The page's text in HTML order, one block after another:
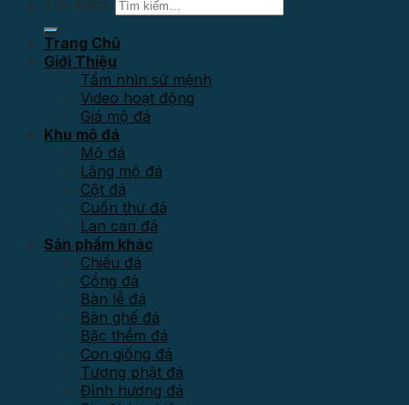
Tìm kiếm:
Trang Chủ
Giới Thiệu
Tầm nhìn sứ mệnh
Video hoạt động
Giá mộ đá
Khu mộ đá
Mộ đá
Lăng mộ đá
Cột đá
Cuốn thư đá
Lan can đá
Sản phẩm khác
Chiếu đá
Cổng đá
Bàn lễ đá
Bàn ghế đá
Bậc thềm đá
Con giống đá
Tượng phật đá
Đỉnh hương đá